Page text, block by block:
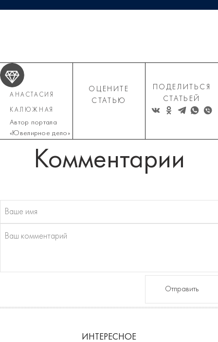
АНАСТАСИЯ
КАЛЮЖНАЯ
Автор портала
«Ювелирное дело»
ОЦЕНИТЕ
СТАТЬЮ
ПОДЕЛИТЬСЯ
СТАТЬЕЙ
Комментарии
Отправить
ИНТЕРЕСНОЕ